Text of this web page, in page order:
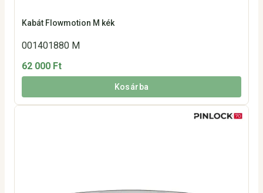
Kabát Flowmotion M kék
001401880 M
62 000 Ft
Kosárba